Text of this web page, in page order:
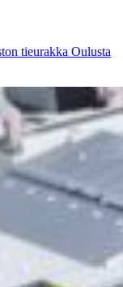
tieurakka Oulusta